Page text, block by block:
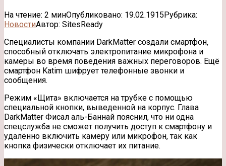
На чтение: 2 минОпубликовано: 19.02.1915Рубрика:
НовостиАвтор: SitesReady
Специалисты компании DarkMatter создали смартфон,
способный отключать электропитание микрофона и
камеры во время поведения важных переговоров. Ещё
смартфон Katim шифрует телефонные звонки и
сообщения.
Режим «Щита» включается на трубке с помощью
специальной кнопки, выведенной на корпус. Глава
DarkMatter Фисал аль-Баннай пояснил, что ни одна
спецслужба не сможет получить доступ к смартфону и
удалённо включить камеру или микрофон, так как
кнопка физически отключает их питание.